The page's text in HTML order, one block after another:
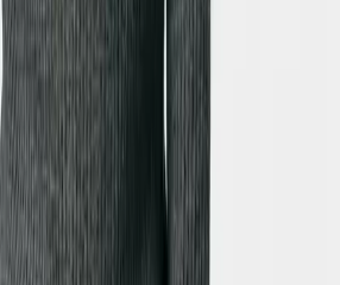
Imagem IA é uma ferramenta
inteligência artificial para
em vídeos animados
uma imagem, descrever o
tecnologia adiciona movimento
suas fotos de uma forma que
complexo.
imagem com esta ferramenta?